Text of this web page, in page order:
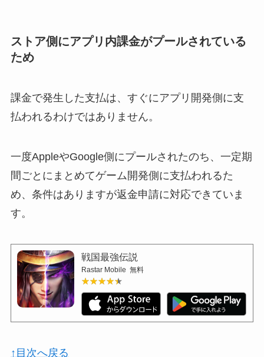
ストア側にアプリ内課金がプールされている
ため
課金で発生した支払は、すぐにアプリ開発側に支
払われるわけではありません。
一度AppleやGoogle側にプールされたのち、一定期
間ごとにまとめてゲーム開発側に支払われるた
め、条件はありますが返金申請に対応できていま
す。
戦国最強伝説
Rastar Mobile 無料
★★★★★
★★★★★
↑目次へ戻る